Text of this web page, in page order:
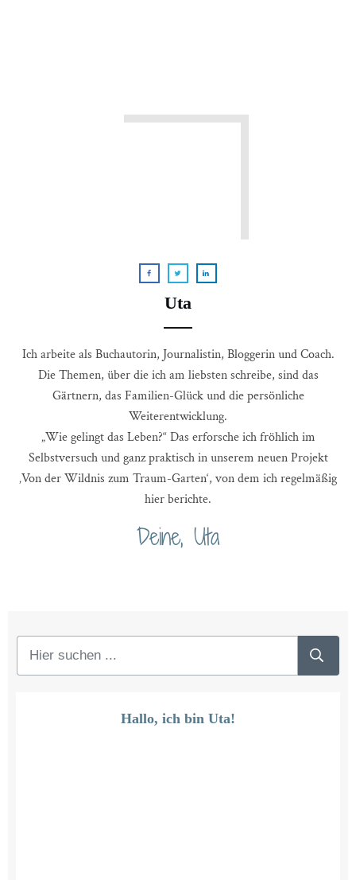
Uta
Ich arbeite als Buchautorin, Journalistin, Bloggerin und Coach.
Die Themen, über die ich am liebsten schreibe, sind das
Gärtnern, das Familien-Glück und die persönliche
Weiterentwicklung.
„Wie gelingt das Leben?“ Das erforsche ich fröhlich im
Selbstversuch und ganz praktisch in unserem neuen Projekt
‚Von der Wildnis zum Traum-Garten‘, von dem ich regelmäßig
hier berichte.
Deine, Uta
Hallo, ich bin Uta!